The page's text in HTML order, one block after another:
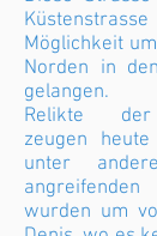
Möglichkeit
Norden in
gelangen.
Relikte der
zeugen
unter
wurden um